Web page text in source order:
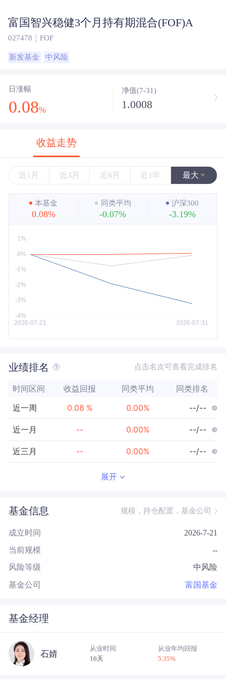
富国智兴稳健3个月持有期混合(FOF)A
027478 FOF
新发基金 中风险
日涨幅
0.08%
净值(7-31)
1.0008
收益走势
近1月 近3月 近6月 近1年 最大
近3年
近5年
本基金
0.08%
同类平均
-0.07%
沪深300
-3.19%
业绩排名 点击名次可查看完成排名
时间区间 收益回报 同类平均 同类排名
近一周 0.08 % 0.00% --/--
近一月 -- 0.00% --/--
近三月 -- 0.00% --/--
近三年 0.00 % --/--
近五年 --/--
成立以来 --/--
展开
基金信息 规模，持仓配置，基金公司
成立时间 2026-7-21
当前规模 --
风险等级 中风险
基金公司 富国基金
基金经理
石婧
从业时间
16天
从业年均回报
5.35%